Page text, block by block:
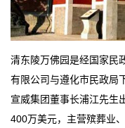
清东陵万佛园是经国家民
有限公司与遵化市民政局
宣威集团董事长浦江先生
400万美元，主营殡葬业